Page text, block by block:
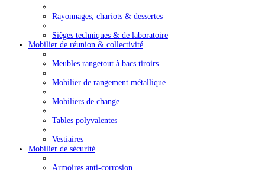
Rayonnages, chariots & dessertes
Sièges techniques & de laboratoire
Mobilier de réunion & collectivité
Meubles rangetout à bacs tiroirs
Mobilier de rangement métallique
Mobiliers de change
Tables polyvalentes
Vestiaires
Mobilier de sécurité
Armoires anti-corrosion